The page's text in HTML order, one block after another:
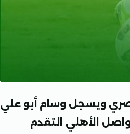
ويسجل وسام أبو علي
58 من ضربة حرة ويواصل الأهلي التقدم